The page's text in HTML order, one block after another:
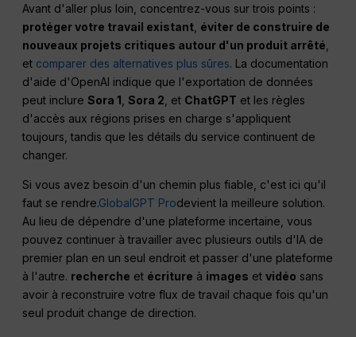
Avant d'aller plus loin, concentrez-vous sur trois points :
protéger votre travail existant éviter de construire de
nouveaux projets critiques autour d'un produit arrêté
et comparer des alternatives plus sûres. La documentation
d'aide d'OpenAI indique que l'exportation de données
peut inclureSora 1 ,Sora 2 , et ChatGPT et les règles
d'accès aux régions prises en charge s'appliquent
toujours, tandis que les détails du service continuent de
changer.
Si vous avez besoin d'un chemin plus fiable, c'est ici qu'il
faut se rendre.GlobalGPT Prodevient la meilleure solution.
Au lieu de dépendre d'une plateforme incertaine, vous
pouvez continuer à travailler avec plusieurs outils d'IA de
premier plan en un seul endroit et passer d'une plateforme
à l'autre. recherche et écriture à images etvidéo sans
avoir à reconstruire votre flux de travail chaque fois qu'un
seul produit change de direction.